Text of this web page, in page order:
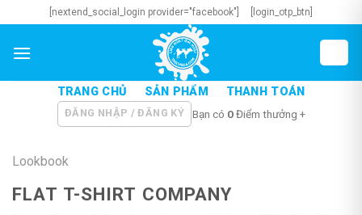
to
content
[nextend_social_login provider="facebook"] [login_otp_btn]
TRANG CHỦ SẢN PHẨM THANH TOÁN
ĐĂNG NHẬP / ĐĂNG KÝ Bạn có 0Điểm thưởng +
Lookbook
FLAT T-SHIRT COMPANY